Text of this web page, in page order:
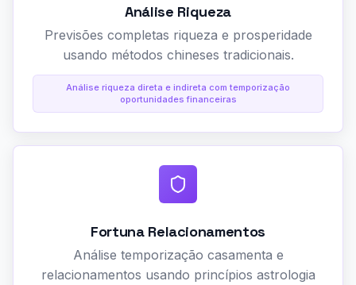
Análise Riqueza
Previsões completas riqueza e prosperidade
usando métodos chineses tradicionais.
Análise riqueza direta e indireta com temporização
oportunidades financeiras
Fortuna Relacionamentos
Análise temporização casamenta e
relacionamentos usando princípios astrologia